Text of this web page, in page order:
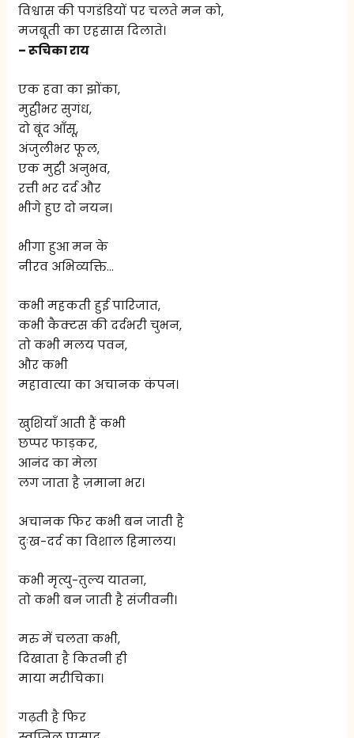
विश्वास की पगडंडियों पर चलते मन को,
मजबूती का एहसास दिलाते।
– रूचिका राय
एक हवा का झोंका,
मुट्ठीभर सुगंध,
दो बूंद आँसू,
अंजुलीभर फूल,
एक मुट्ठी अनुभव,
रत्ती भर दर्द और
भीगे हुए दो नयन।
भीगा हुआ मन के
नीरव अभिव्यक्ति…
कभी महकती हुई पारिजात,
कभी कैक्टस की दर्दभरी चुभन,
तो कभी मलय पवन,
और कभी
महावात्या का अचानक कंपन।
खुशियाँ आती हैं कभी
छप्पर फाड़कर,
आनंद का मेला
लग जाता है ज़माना भर।
अचानक फिर कभी बन जाती है
दुःख-दर्द का विशाल हिमालय।
कभी मृत्यु-तुल्य यातना,
तो कभी बन जाती है संजीवनी।
मरु में चलता कभी,
दिखाता है कितनी ही
माया मरीचिका।
गढ़ती है फिर